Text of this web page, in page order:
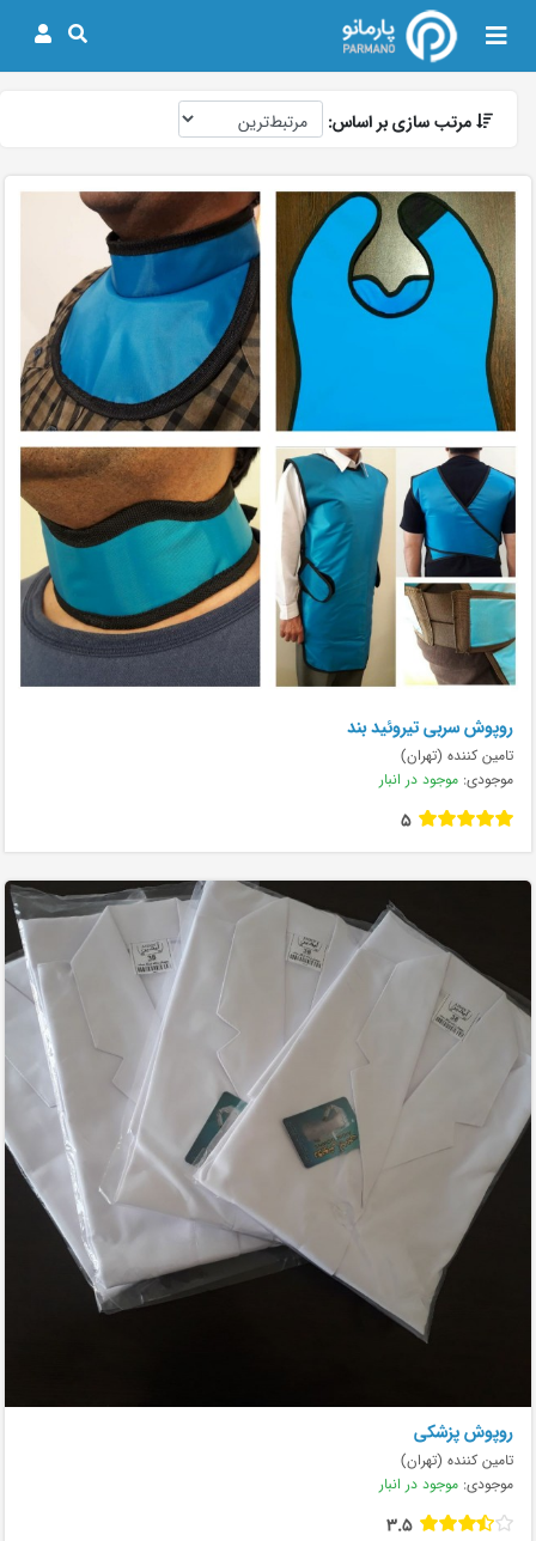
مرتب سازی بر اساس:
روپوش سربی تیروئید بند
تامین کننده (تهران)
موجودی: موجود در انبار
5
روپوش پزشکی
تامین کننده (تهران)
موجودی: موجود در انبار
3.5